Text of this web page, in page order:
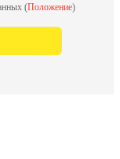
(Положение)